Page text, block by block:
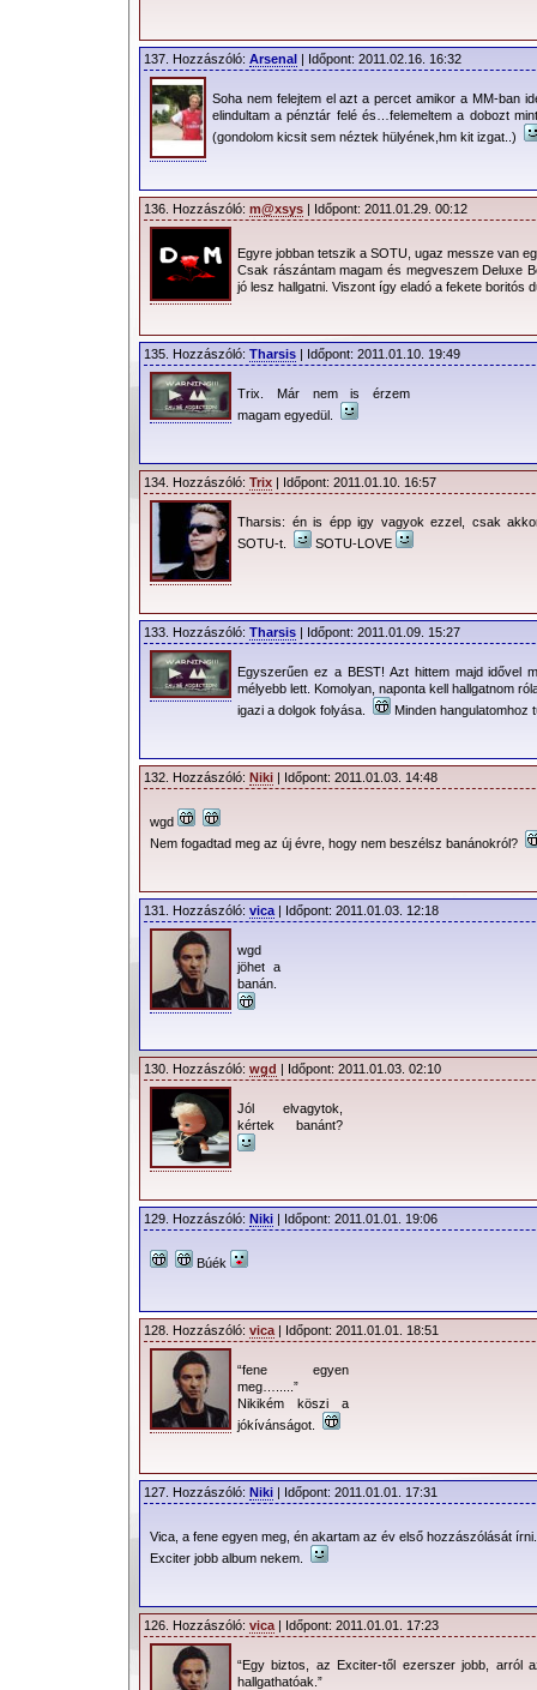
137. Hozzászóló: Arsenal | Időpont: 2011.02.16. 16:32
Soha nem felejtem el azt a percet amikor a MM-ban
elindultam a pénztár felé és…felemeltem a dobozt
(gondolom kicsit sem néztek hülyének,hm kit izgat..)
136. Hozzászóló: m@xsys | Időpont: 2011.01.29. 00:12
Egyre jobban tetszik a SOTU, ugaz messze van
Csak rászántam magam és megveszem Deluxe
jó lesz hallgatni. Viszont így eladó a fekete boritós
135. Hozzászóló: Tharsis | Időpont: 2011.01.10. 19:49
Trix. Már nem is érzem
magam egyedül.
134. Hozzászóló: Trix | Időpont: 2011.01.10. 16:57
Tharsis: én is épp igy vagyok ezzel, csak
SOTU-t.
SOTU-LOVE
133. Hozzászóló: Tharsis | Időpont: 2011.01.09. 15:27
Egyszerűen ez a BEST! Azt hittem majd idővel
mélyebb lett. Komolyan, naponta kell hallgatnom
igazi a dolgok folyása.
Minden hangulatomhoz
132. Hozzászóló: Niki | Időpont: 2011.01.03. 14:48
wgd
Nem fogadtad meg az új évre, hogy nem beszélsz banánokról?
131. Hozzászóló: vica | Időpont: 2011.01.03. 12:18
wgd
jöhet a
banán.
130. Hozzászóló: wgd | Időpont: 2011.01.03. 02:10
Jól elvagytok,
kértek banánt?
129. Hozzászóló: Niki | Időpont: 2011.01.01. 19:06
Búék
128. Hozzászóló: vica | Időpont: 2011.01.01. 18:51
“fene egyen
meg….....”
Nikikém köszi a
jókívánságot.
127. Hozzászóló: Niki | Időpont: 2011.01.01. 17:31
Vica, a fene egyen meg, én akartam az év első hozzászólását
Exciter jobb album nekem.
126. Hozzászóló: vica | Időpont: 2011.01.01. 17:23
“Egy biztos, az Exciter-től ezerszer jobb, arról
hallgathatóak.”